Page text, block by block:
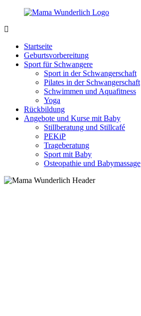
Zurück
Inhalt
sein
wunderbar!
Startseite
Geburtsvorbereitung
Sport für Schwangere
Sport in der Schwangerschaft
Pilates in der Schwangerschaft
Schwimmen und Aquafitness
Yoga
Rückbildung
Angebote und Kurse mit Baby
Stillberatung und Stillcafé
PEKiP
Trageberatung
Sport mit Baby
Osteopathie und Babymassage